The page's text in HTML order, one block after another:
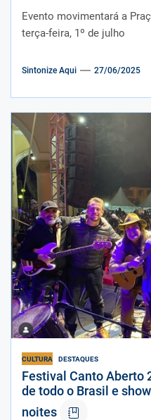
Evento movimentará a
terça-feira, 1º de julho
Sintonize Aqui 27/06/2025
CULTURA DESTAQUES
Festival Canto Aberto
de todo o Brasil e
noites